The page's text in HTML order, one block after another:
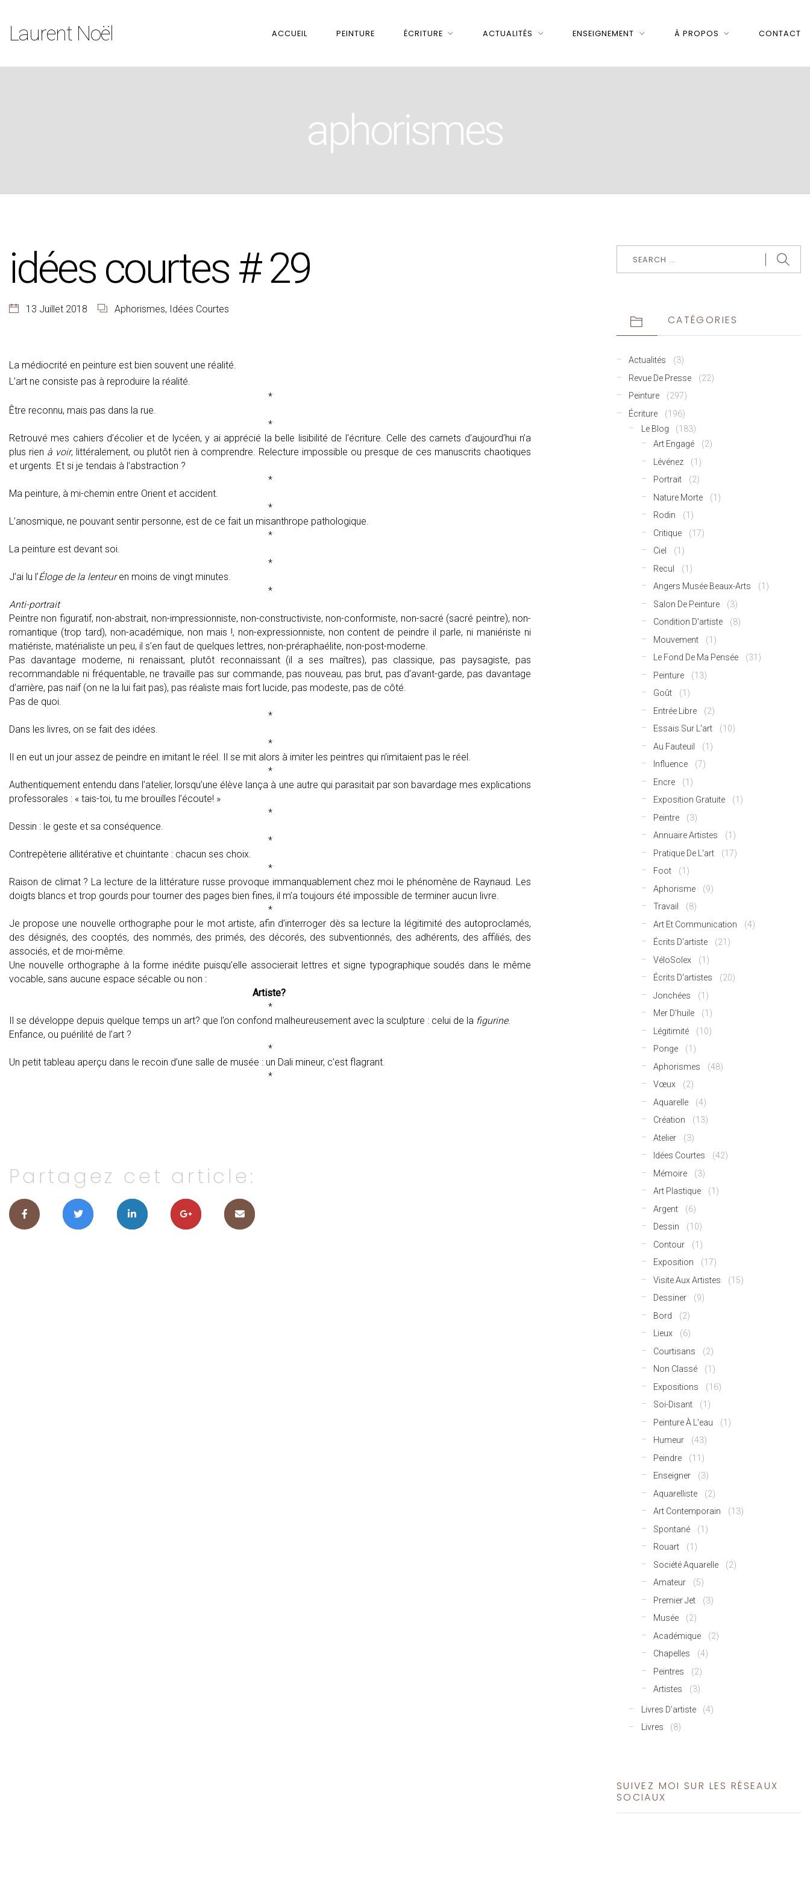
Laurent Noël ACCUEIL PEINTURE ÉCRITURE ACTUALITÉS ENSEIGNEMENT À PROPOS CONTACT
aphorismes
idées courtes # 29
13 Juillet 2018 Aphorismes, Idées Courtes
La médiocrité en peinture est bien souvent une réalité.
L’art ne consiste pas à reproduire la réalité.
*
Être reconnu, mais pas dans la rue.
*
Retrouvé mes cahiers d’écolier et de lycéen, y ai apprécié la belle lisibilité de l’écriture. Celle des carnets d’aujourd’hui n’a
plus rien à voir, littéralement, ou plutôt rien à comprendre. Relecture impossible ou presque de ces manuscrits chaotiques
et urgents. Et si je tendais à l’abstraction ?
*
Ma peinture, à mi-chemin entre Orient et accident.
*
L’anosmique, ne pouvant sentir personne, est de ce fait un misanthrope pathologique.
*
La peinture est devant soi.
*
J’ai lu l’Éloge de la lenteuren moins de vingt minutes.
*
Anti-portrait
Peintre non figuratif, non-abstrait, non-impressionniste, non-constructiviste, non-conformiste, non-sacré (sacré peintre), non-
romantique (trop tard), non-académique, non mais !, non-expressionniste, non content de peindre il parle, ni maniériste ni
matiériste, matérialiste un peu, il s’en faut de quelques lettres, non-préraphaélite, non-post-moderne.
Pas davantage moderne, ni renaissant, plutôt reconnaissant (il a ses maîtres), pas classique, pas paysagiste, pas
recommandable ni fréquentable, ne travaille pas sur commande, pas nouveau, pas brut, pas d’avant-garde, pas davantage
d’arrière, pas naïf (on ne la lui fait pas), pas réaliste mais fort lucide, pas modeste, pas de côté.
Pas de quoi.
*
Dans les livres, on se fait des idées.
*
Il en eut un jour assez de peindre en imitant le réel. Il se mit alors à imiter les peintres qui n’imitaient pas le réel.
*
Authentiquement entendu dans l’atelier, lorsqu’une élève lança à une autre qui parasitait par son bavardage mes explications
professorales : « tais-toi, tu me brouilles l’écoute! »
*
Dessin : le geste et sa conséquence.
*
Contrepèterie allitérative et chuintante : chacun ses choix.
*
Raison de climat ? La lecture de la littérature russe provoque immanquablement chez moi le phénomène de Raynaud. Les
doigts blancs et trop gourds pour tourner des pages bien fines, il m’a toujours été impossible de terminer aucun livre.
*
Je propose une nouvelle orthographe pour le mot artiste, afin d’interroger dès sa lecture la légitimité des autoproclamés,
des désignés, des cooptés, des nommés, des primés, des décorés, des subventionnés, des adhérents, des affiliés, des
associés, et de moi-même.
Une nouvelle orthographe à la forme inédite puisqu’elle associerait lettres et signe typographique soudés dans le même
vocable, sans aucune espace sécable ou non :
Artiste?
*
Il se développe depuis quelque temps un art? que l’on confond malheureusement avec la sculpture : celui de la figurine.
Enfance, ou puérilité de l’art ?
*
Un petit tableau aperçu dans le recoin d’une salle de musée : un Dali mineur, c’est flagrant.
*
Partagez cet article:
CATÉGORIES
Actualités
(3)
Revue De Presse
(22)
Peinture
(297)
Écriture
(196)
Le Blog
(183)
Art Engagé
(2)
Lévénez
(1)
Portrait
(2)
Nature Morte
(1)
Rodin
(1)
Critique
(17)
Ciel
(1)
Recul
(1)
Angers Musée Beaux-Arts
(1)
Salon De Peinture
(3)
Condition D'artiste
(8)
Mouvement
(1)
Le Fond De Ma Pensée
(31)
Peinture
(13)
Goût
(1)
Entrée Libre
(2)
Essais Sur L'art
(10)
Au Fauteuil
(1)
Influence
(7)
Encre
(1)
Exposition Gratuite
(1)
Peintre
(3)
Annuaire Artistes
(1)
Pratique De L'art
(17)
Foot
(1)
Aphorisme
(9)
Travail
(8)
Art Et Communication
(4)
Écrits D'artiste
(21)
VéloSolex
(1)
Écrits D'artistes
(20)
Jonchées
(1)
Mer D'huile
(1)
Légitimité
(10)
Ponge
(1)
Aphorismes
(48)
Vœux
(2)
Aquarelle
(4)
Création
(13)
Atelier
(3)
Idées Courtes
(42)
Mémoire
(3)
Art Plastique
(1)
Argent
(6)
Dessin
(10)
Contour
(1)
Exposition
(17)
Visite Aux Artistes
(15)
Dessiner
(9)
Bord
(2)
Lieux
(6)
Courtisans
(2)
Non Classé
(1)
Expositions
(16)
Soi-Disant
(1)
Peinture À L'eau
(1)
Humeur
(43)
Peindre
(11)
Enseigner
(3)
Aquarelliste
(2)
Art Contemporain
(13)
Spontané
(1)
Rouart
(1)
Société Aquarelle
(2)
Amateur
(5)
Premier Jet
(3)
Musée
(2)
Académique
(2)
Chapelles
(4)
Peintres
(2)
Artistes
(3)
Livres D’artiste
(4)
Livres
(8)
SUIVEZ MOI SUR LES RÉSEAUX
SOCIAUX